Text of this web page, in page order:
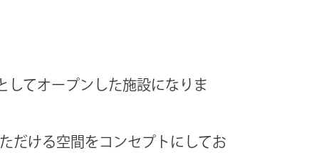
してオープンした施設になりま
だける空間をコンセプトにしてお